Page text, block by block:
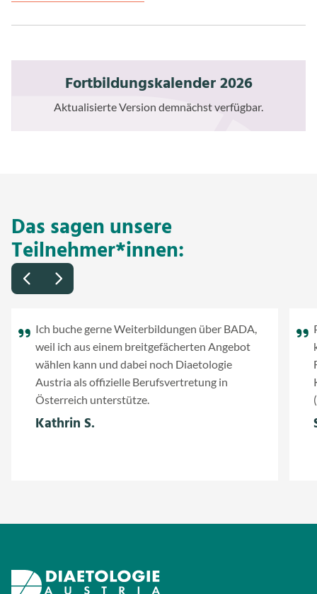
Fortbildungskalender 2026
Aktualisierte Version demnächst verfügbar.
Das sagen unsere
Teilnehmer*innen:
Ich buche gerne Weiterbildungen über BADA,
weil ich aus einem breitgefächerten Angebot
wählen kann und dabei noch Diaetologie
Austria als offizielle Berufsvertretung in
Österreich unterstütze.
Kathrin S.